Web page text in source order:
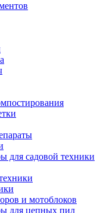
для садовой техники
и мотоблоков
для цепных пил